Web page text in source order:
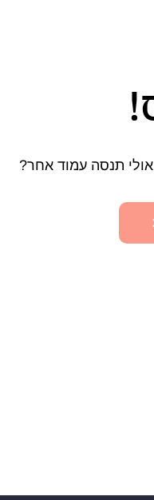
תנסה עמוד אחר?